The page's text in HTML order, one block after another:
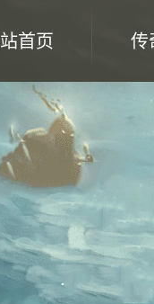
首页 传